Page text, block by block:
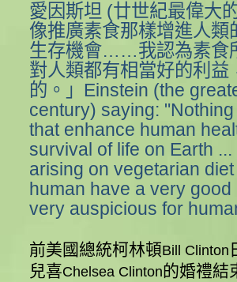
愛因斯坦 (廿世紀最偉大
像推廣素食那樣增進人
生存機會……我認為素食
對人類都有相當好的利
的。」Einstein (the
century) saying:
that enhance human
survival of life on Earth
arising on vegetarian
human have a very
very auspicious for
前美國總統柯林頓Bill Clinton
兒喜Chelsea Clinton的婚禮結